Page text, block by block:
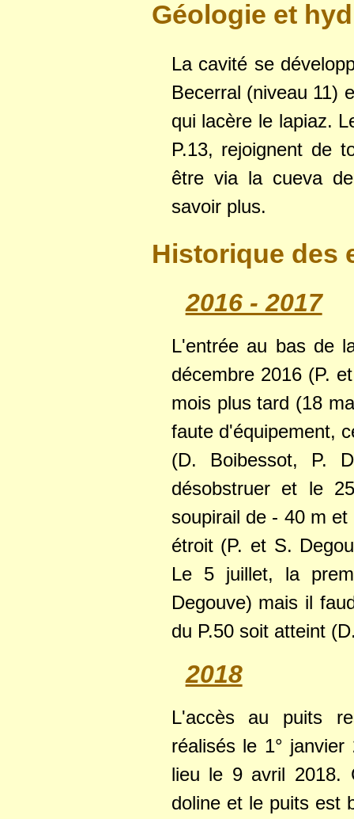
Géologie et
La cavité se
Becerral (niveau 11)
qui lacère le lapiaz.
P.13, rejoignent de
être via la cueva
savoir plus.
Historique des
2016 - 2017
L'entrée au bas de
décembre 2016 (P.
mois plus tard (18
faute d'équipement,
(D. Boibessot, P.
désobstruer et le
soupirail de - 40 m
étroit (P. et S.
Le 5 juillet, la
Degouve) mais il
du P.50 soit atteint
2018
L'accès au puits
réalisés le 1°
lieu le 9 avril 2018.
doline et le puits est